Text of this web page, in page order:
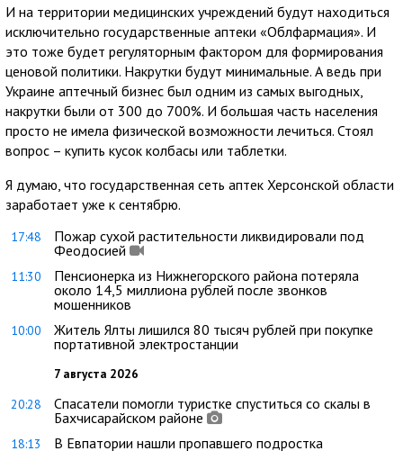
И на территории медицинских учреждений будут находиться
исключительно государственные аптеки «Облфармация». И
это тоже будет регуляторным фактором для формирования
ценовой политики. Накрутки будут минимальные. А ведь при
Украине аптечный бизнес был одним из самых выгодных,
накрутки были от 300 до 700%. И большая часть населения
просто не имела физической возможности лечиться. Стоял
вопрос – купить кусок колбасы или таблетки.
Я думаю, что государственная сеть аптек Херсонской области
заработает уже к сентябрю.
17:48
Пожар сухой растительности ликвидировали под
Феодосией
11:30
Пенсионерка из Нижнегорского района потеряла
около 14,5 миллиона рублей после звонков
мошенников
10:00
Житель Ялты лишился 80 тысяч рублей при покупке
портативной электростанции
7 августа 2026
20:28
Спасатели помогли туристке спуститься со скалы в
Бахчисарайском районе
18:13 В Евпатории нашли пропавшего подростка